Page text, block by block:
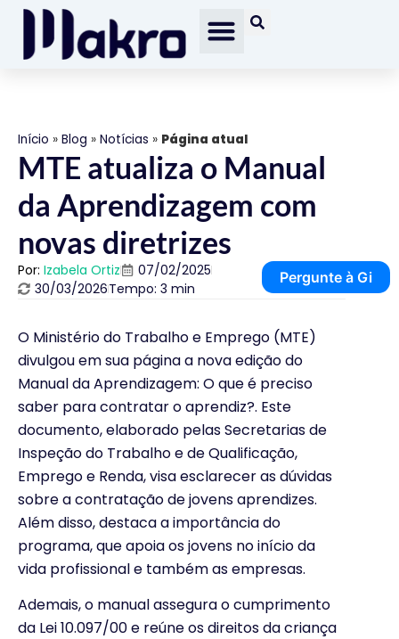
Início » Blog » Notícias » Página atual
MTE atualiza o Manual
da Aprendizagem com
novas diretrizes
Por: Izabela Ortiz
07/02/2025
30/03/2026Tempo: 3 min
Pergunte à Gi
O Ministério do Trabalho e Emprego (MTE)
divulgou em sua página a nova edição do
Manual da Aprendizagem: O que é preciso
saber para contratar o aprendiz?. Este
documento, elaborado pelas Secretarias de
Inspeção do Trabalho e de Qualificação,
Emprego e Renda, visa esclarecer as dúvidas
sobre a contratação de jovens aprendizes.
Além disso, destaca a importância do
programa, que apoia os jovens no início da
vida profissional e também as empresas.
Ademais, o manual assegura o cumprimento
da Lei 10.097/00 e reúne os direitos da criança